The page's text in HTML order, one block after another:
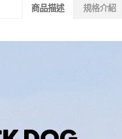
商品描述 規格介紹